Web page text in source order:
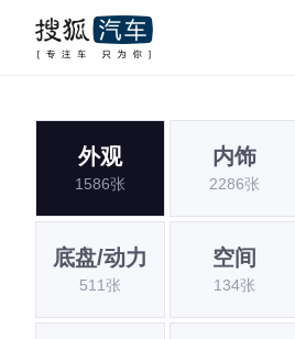
外观
1586张
内饰
2286张
底盘/动力
511张
空间
134张